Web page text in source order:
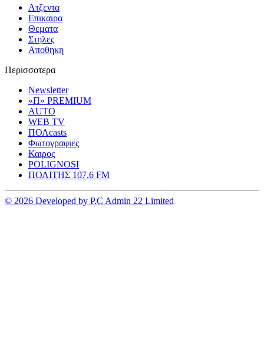
Ατζεντα
Επικαιρα
Θεματα
Στηλες
Αποθηκη
Περισσοτερα
Newsletter
«Π» PREMIUM
AUTO
WEB TV
ΠΟΛcasts
Φωτογραφιες
Καιρος
POLIGNOSI
ΠΟΛΙΤΗΣ 107.6 FM
© 2026 Developed by P.C Admin 22 Limited